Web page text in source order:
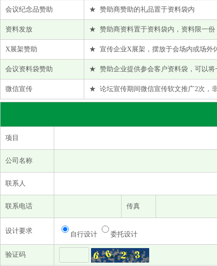
新疆兴泰纤维科技有限公司
新疆中泰亨惠医疗卫材股份有限公司
亚太森博（山东）浆纸有限公司
宜宾丝丽雅纺织贸易有限公司
张家港保税区新加鑫贸易有限公司
会议纪念品赞助 ★ 赞助商赞助的礼品置于资料袋内
资料发放 ★ 赞助商资料置于资料袋内，资料限一份
X展架赞助 ★ 宣传企业X展架，摆放于会场内或场外
会议资料袋赞助 ★ 赞助企业提供参会客户资料袋，可以将
微信宣传 ★ 论坛宣传期间微信宣传软文推广2次，
项目
公司名称
联系人
联系电话 传真
设计要求 自行设计 委托设计
验证码